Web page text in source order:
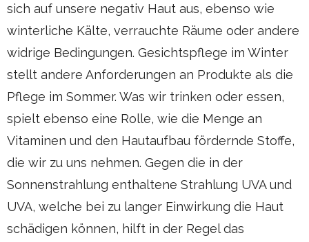
sich auf unsere negativ Haut aus, ebenso wie
winterliche Kälte, verrauchte Räume oder andere
widrige Bedingungen. Gesichtspflege im Winter
stellt andere Anforderungen an Produkte als die
Pflege im Sommer. Was wir trinken oder essen,
spielt ebenso eine Rolle, wie die Menge an
Vitaminen und den Hautaufbau fördernde Stoffe,
die wir zu uns nehmen. Gegen die in der
Sonnenstrahlung enthaltene Strahlung UVA und
UVA, welche bei zu langer Einwirkung die Haut
schädigen können, hilft in der Regel das